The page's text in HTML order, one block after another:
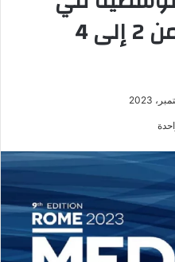
نسختها التاسعة من 2 إلى 4